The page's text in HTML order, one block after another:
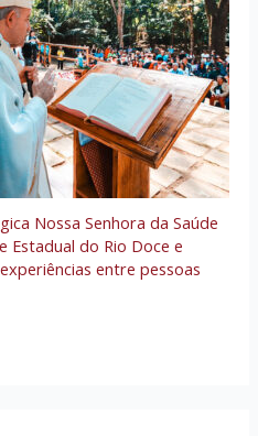
Nossa Senhora da Saúde
Estadual do Rio Doce e
entre pessoas